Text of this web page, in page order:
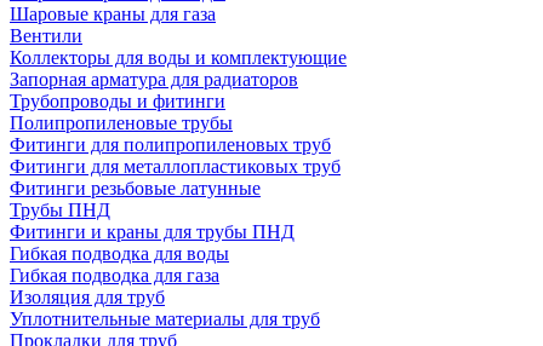
Шаровые краны для газа
Вентили
Коллекторы для воды и комплектующие
Запорная арматура для радиаторов
Трубопроводы и фитинги
Полипропиленовые трубы
Фитинги для полипропиленовых труб
Фитинги для металлопластиковых труб
Фитинги резьбовые латунные
Трубы ПНД
Фитинги и краны для трубы ПНД
Гибкая подводка для воды
Гибкая подводка для газа
Изоляция для труб
Уплотнительные материалы для труб
Прокладки для труб